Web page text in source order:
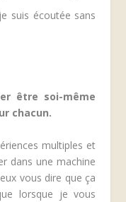
suis écoutée sans
être soi-même
chacun.
multiples et
dans une machine
vous dire que ça
lorsque je vous